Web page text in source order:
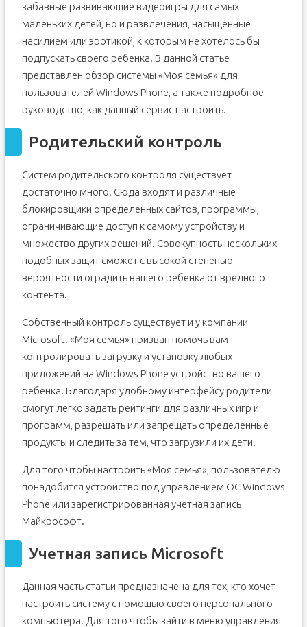
забавные развивающие видеоигры для самых
маленьких детей, но и развлечения, насыщенные
насилием или эротикой, к которым не хотелось бы
подпускать своего ребенка. В данной статье
представлен обзор системы «Моя семья» для
пользователей Windows Phone, а также подробное
руководство, как данный сервис настроить.
Родительский контроль
Систем родительского контроля существует
достаточно много. Сюда входят и различные
блокировщики определенных сайтов, программы,
ограничивающие доступ к самому устройству и
множество других решений. Совокупность нескольких
подобных защит сможет с высокой степенью
вероятности оградить вашего ребенка от вредного
контента.
Собственный контроль существует и у компании
Microsoft. «Моя семья» призван помочь вам
контролировать загрузку и установку любых
приложений на Windows Phone устройство вашего
ребенка. Благодаря удобному интерфейсу родители
смогут легко задать рейтинги для различных игр и
программ, разрешать или запрещать определенные
продукты и следить за тем, что загрузили их дети.
Для того чтобы настроить «Моя семья», пользователю
понадобится устройство под управлением ОС Windows
Phone или зарегистрированная учетная запись
Майкрософт.
Учетная запись Microsoft
Данная часть статьи предназначена для тех, кто хочет
настроить систему с помощью своего персонального
компьютера. Для того чтобы зайти в меню управления